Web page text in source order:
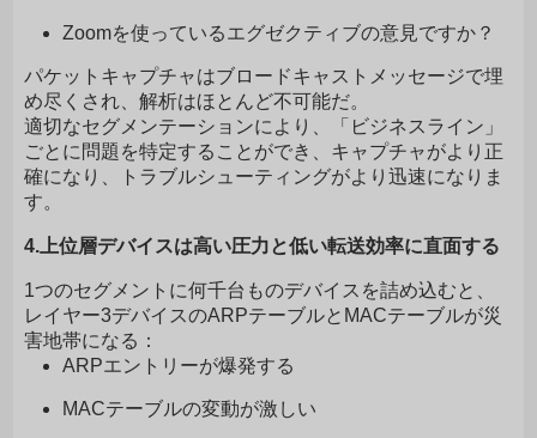
Zoomを使っているエグゼクティブの意見ですか？
パケットキャプチャはブロードキャストメッセージで埋
め尽くされ、解析はほとんど不可能だ。
適切なセグメンテーションにより、「ビジネスライン」
ごとに問題を特定することができ、キャプチャがより正
確になり、トラブルシューティングがより迅速になりま
す。
4.上位層デバイスは高い圧力と低い転送効率に直面する
1つのセグメントに何千台ものデバイスを詰め込むと、
レイヤー3デバイスのARPテーブルとMACテーブルが災
害地帯になる：
ARPエントリーが爆発する
MACテーブルの変動が激しい